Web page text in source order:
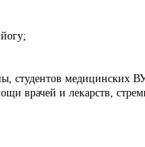
студентов медицинских
врачей и лекарств,